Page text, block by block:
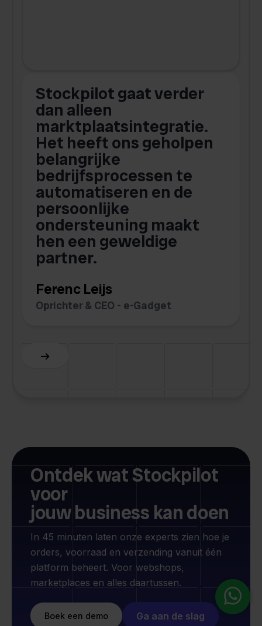
Stockpilot gaat verder
dan alleen
marktplaatsintegratie.
Het heeft ons geholpen
belangrijke
bedrijfsprocessen te
automatiseren en de
persoonlijke
ondersteuning maakt
hen een geweldige
partner.
Ferenc Leijs
Oprichter & CEO - e-Gadget
Ontdek wat Stockpilot
voor
jouw business kan doen
In 45 minuten laten onze experts zien hoe je
orders, voorraad en verzending vanuit één
platform beheert. Voor webshops,
marketplaces en alles daartussen.
Boek een demo Ga aan de slag